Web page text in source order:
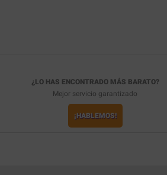
¿LO HAS ENCONTRADO MÁS BARATO?
Mejor servicio garantizado
¡HABLEMOS!